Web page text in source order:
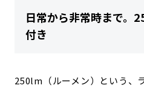
日常から非常時まで。
付き
250lm（ルーメン）という、